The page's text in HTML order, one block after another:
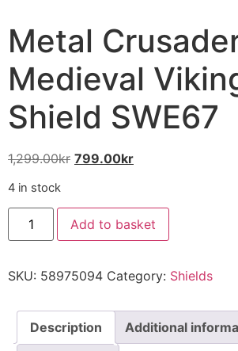
Metal
Medieval
Shield SWE67
1,299.00kr 799.00kr
4 in stock
Add to basket
SKU: 58975094 Category: Shields
Description Additional